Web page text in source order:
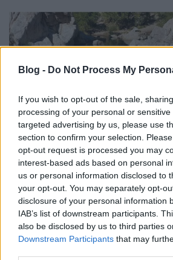
Blog - Do Not Process My
If you wish to opt-out of the sale,
processing of your personal or
targeted advertising by us, please use
section to confirm your selection.
opt-out request is processed you may
interest-based ads based on personal
us or personal information disclosed to
your opt-out. You may separately opt-
disclosure of your personal information
IAB’s list of downstream participants.
also be disclosed by us to third parties
Downstream Participants that may
Aranyásók gyógyfürdője
Alaszkában, Fairbankstől
találhatók a Chena hőforrások.
őslakosok már időtlen idők óta
gyógyításra, regenerálódásra a
igazi népszerűségnek 1905 óta